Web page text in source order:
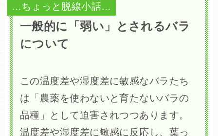
…ちょっと脱線小話…
一般的に「弱い」とされるバラ
について
この温度差や湿度差に敏感なバラたち
は「農薬を使わないと育たないバラの
品種」として迫害されつつあります。
温度差や湿度差に敏感に反応し、葉っ